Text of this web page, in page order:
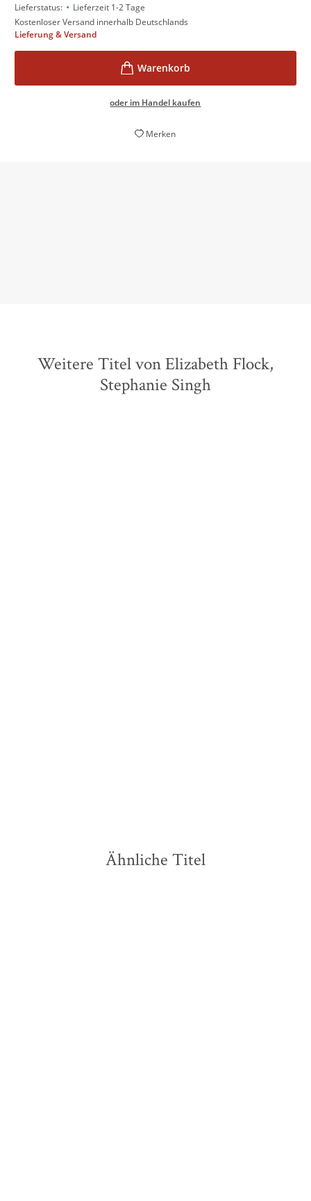
Lieferstatus: • Lieferzeit 1-2 Tage
Kostenloser Versand innerhalb Deutschlands
Lieferung & Versand
oder im Handel kaufen
Merken
Weitere Titel von Elizabeth Flock,
Stephanie Singh
Ähnliche Titel